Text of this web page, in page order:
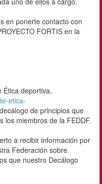
en ponerte contacto con
FORTIS en la
Ética deportiva,
etica-
de principios que
los miembros de la FEDDF.
a recibir información por
Federación sobre
que nuestro Decálogo